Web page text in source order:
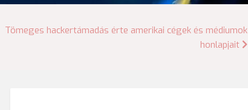
Tömeges hackertámadás érte amerikai cégek és médiumok
honlapjait